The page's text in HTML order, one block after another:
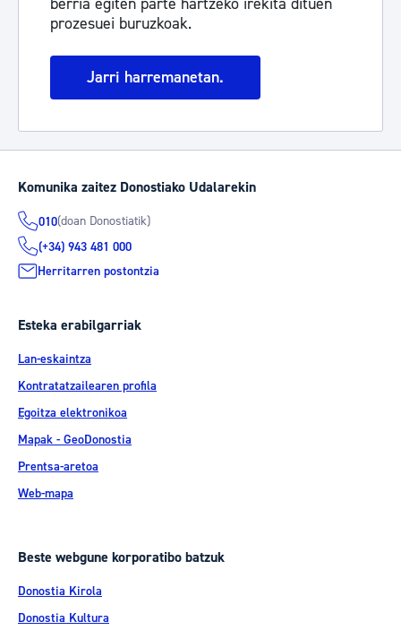
berria egiten parte hartzeko irekita dituen
prozesuei buruzkoak.
Jarri harremanetan.
Komunika zaitez Donostiako Udalarekin
010(doan Donostiatik)
(+34) 943 481 000
Herritarren postontzia
Esteka erabilgarriak
Lan-eskaintza
Kontratatzailearen profila
Egoitza elektronikoa
Mapak - GeoDonostia
Prentsa-aretoa
Web-mapa
Beste webgune korporatibo batzuk
Donostia Kirola
Donostia Kultura